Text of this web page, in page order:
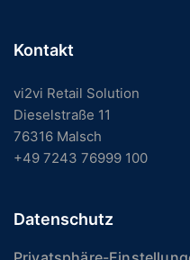
Kontakt
vi2vi Retail Solution
Dieselstraße 11
76316 Malsch
+49 7243 76999 100
Datenschutz